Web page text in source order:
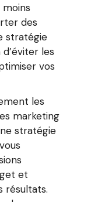
des
stratégie
les
vos
les
marketing
stratégie
et
résultats.